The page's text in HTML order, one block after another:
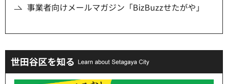
事業者向けメールマガジン「BizBuzzせたがや」
世田谷区を知る